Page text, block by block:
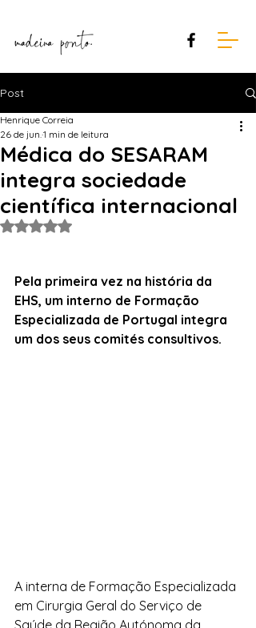
Post
Médica do SESARAM
integra sociedade
científica internacional
Henrique Correia
26 de jun.1 min de leitura
Avaliado com NaN de 5 estrelas.
Pela primeira vez na história da
EHS, um interno de Formação
Especializada de Portugal integra
um dos seus comités consultivos.
A interna de Formação Especializada
em Cirurgia Geral do Serviço de
Saúde da Região Autónoma da